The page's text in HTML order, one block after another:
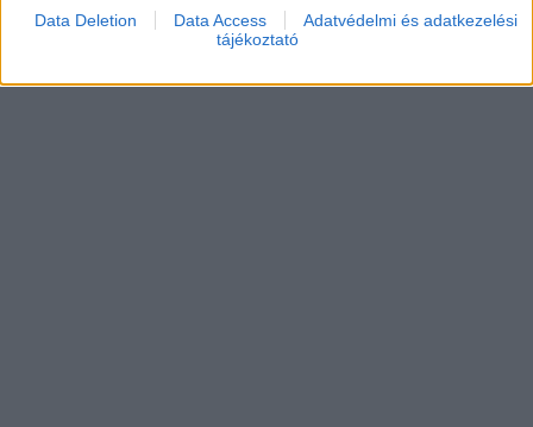
Data Deletion Data Access
Adatvédelmi és adatkezelési
tájékoztató